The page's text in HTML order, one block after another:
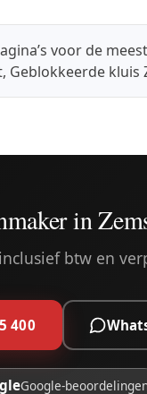
voor de
, Geblokkeerde kluis
in
btw en
400
Google-